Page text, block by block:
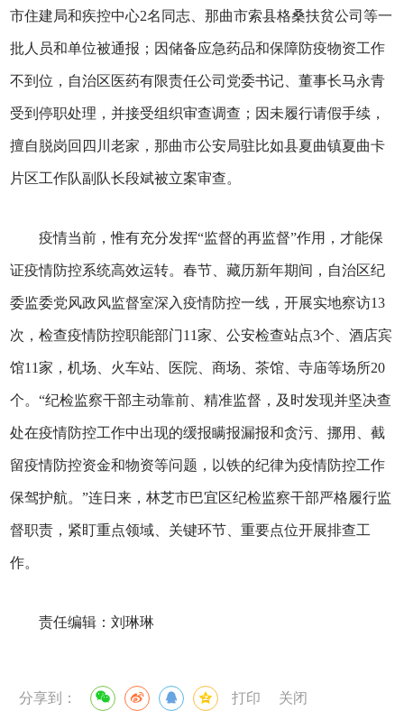
市住建局和疾控中心2名同志、那曲市索县格桑扶贫公司等一
批人员和单位被通报；因储备应急药品和保障防疫物资工作
不到位，自治区医药有限责任公司党委书记、董事长马永青
受到停职处理，并接受组织审查调查；因未履行请假手续，
擅自脱岗回四川老家，那曲市公安局驻比如县夏曲镇夏曲卡
片区工作队副队长段斌被立案审查。
疫情当前，惟有充分发挥“监督的再监督”作用，才能保
证疫情防控系统高效运转。春节、藏历新年期间，自治区纪
委监委党风政风监督室深入疫情防控一线，开展实地察访13
次，检查疫情防控职能部门11家、公安检查站点3个、酒店宾
馆11家，机场、火车站、医院、商场、茶馆、寺庙等场所20
个。“纪检监察干部主动靠前、精准监督，及时发现并坚决查
处在疫情防控工作中出现的缓报瞒报漏报和贪污、挪用、截
留疫情防控资金和物资等问题，以铁的纪律为疫情防控工作
保驾护航。”连日来，林芝市巴宜区纪检监察干部严格履行监
督职责，紧盯重点领域、关键环节、重要点位开展排查工
作。
责任编辑：刘琳琳
分享到： 打印 关闭